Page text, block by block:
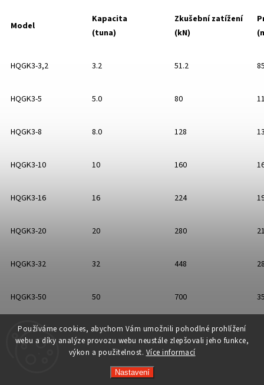
Používáme cookies, abychom Vám umožnili pohodlné prohlížení
webu a díky analýze provozu webu neustále zlepšovali jeho funkce,
výkon a použitelnost. Více informací
Nastavení
Model
Kapacita
(tuna)
Zkušební zatížení
(kN)
HQGK3-3,2 3.2 51.2
HQGK3-5 5.0 80
HQGK3-8 8.0 128
HQGK3-10 10 160
HQGK3-16 16 224
HQGK3-20 20 280
HQGK3-32 32 448
HQGK3-50 50 700
Copyright 2026rc-tech.cz. Všechna práva vyhrazena.
VytvořilShoptet| Design